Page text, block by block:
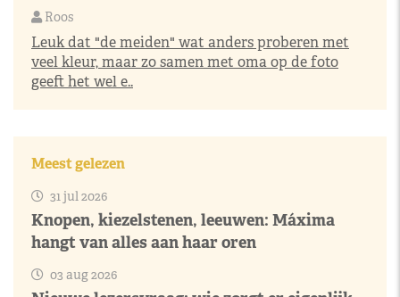
Roos
Leuk dat "de meiden" wat anders proberen met
veel kleur, maar zo samen met oma op de foto
geeft het wel e..
Meest gelezen
31 jul 2026
Knopen, kiezelstenen, leeuwen: Máxima
hangt van alles aan haar oren
03 aug 2026